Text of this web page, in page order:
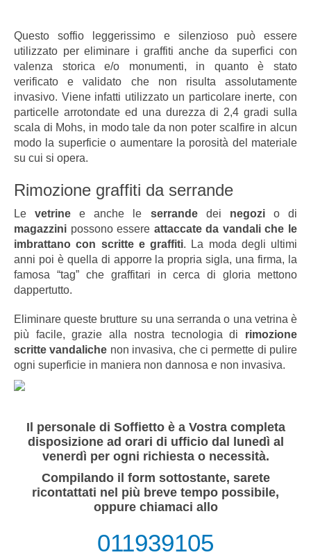
Questo soffio leggerissimo e silenzioso può essere
utilizzato per eliminare i graffiti anche da superfici con
valenza storica e/o monumenti, in quanto è stato
verificato e validato che non risulta assolutamente
invasivo. Viene infatti utilizzato un particolare inerte, con
particelle arrotondate ed una durezza di 2,4 gradi sulla
scala di Mohs, in modo tale da non poter scalfire in alcun
modo la superficie o aumentare la porosità del materiale
su cui si opera.
Rimozione graffiti da serrande
Levetrine e anche le serrandedei negozio di
magazzini possono essere attaccate da vandali che le
imbrattano con scritte e graffiti. La moda degli ultimi
anni poi è quella di apporre la propria sigla, una firma, la
famosa “tag” che graffitari in cerca di gloria mettono
dappertutto.
Eliminare queste brutture su una serranda o una vetrina è
più facile, grazie alla nostra tecnologia di rimozione
scritte vandaliche non invasiva, che ci permette di pulire
ogni superficie in maniera non dannosa e non invasiva.
Il personale di Soffietto è a Vostra completa
disposizione ad orari di ufficio dal lunedì al
venerdì per ogni richiesta o necessità.
Compilando il form sottostante, sarete
ricontattati nel più breve tempo possibile,
oppure chiamaci allo
011939105